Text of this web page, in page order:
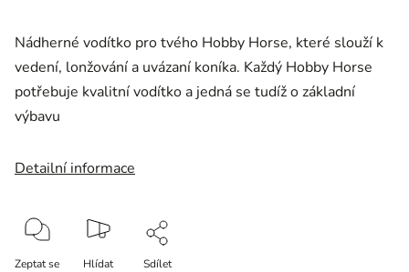
Nádherné vodítko pro tvého Hobby Horse, které slouží k
vedení, lonžování a uvázaní koníka. Každý Hobby Horse
potřebuje kvalitní vodítko a jedná se tudíž o základní
výbavu
Detailní informace
Zeptat se Hlídat Sdílet